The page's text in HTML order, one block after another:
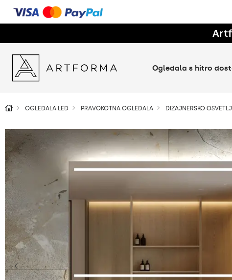
Ogledala s hitro
OGLEDALA LED PRAVOKOTNA OGLEDALA DIZAJNERSKO